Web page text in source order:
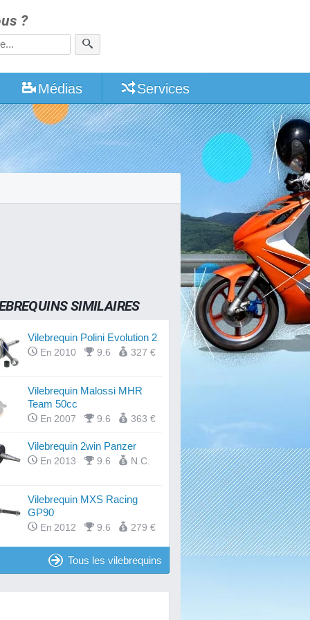
?
Médias Services
SIMILAIRES
Vilebrequin Polini Evolution 2
En 2010 9.6 327 €
Vilebrequin Malossi MHR
Team 50cc
En 2007 9.6 363 €
Vilebrequin 2win Panzer
En 2013 9.6 N.C.
Vilebrequin MXS Racing
GP90
En 2012 9.6 279 €
Tous les vilebrequins